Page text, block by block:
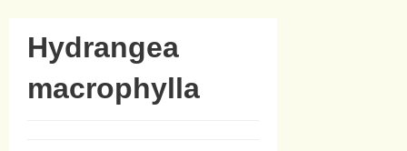
Hydrangea
macrophylla